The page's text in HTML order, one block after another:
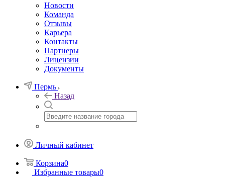
Новости
Команда
Отзывы
Карьера
Контакты
Партнеры
Лицензии
Документы
Пермь
Назад
Личный кабинет
Корзина0
Избранные товары0